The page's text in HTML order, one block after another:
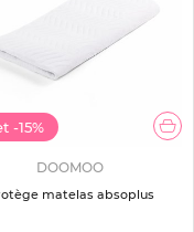
-15%
DOOMOO
matelas absoplus